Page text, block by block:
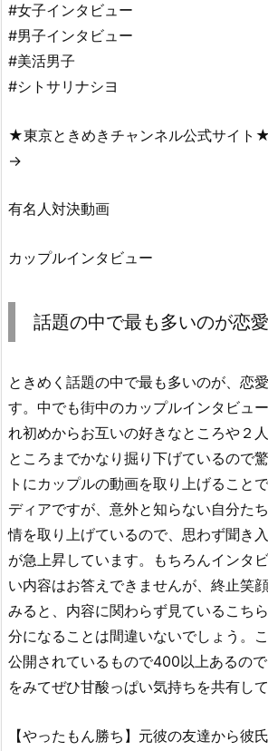
#女子インタビュー
#男子インタビュー
#美活男子
#シトサリナシヨ
★東京ときめきチャンネル公式サイト★
→
有名人対決動画
カップルインタビュー
話題の中で最も多いのが恋
ときめく話題の中で最も多いのが、恋
す。中でも街中のカップルインタビュ
れ初めからお互いの好きなところや２
ところまでかなり掘り下げているので
トにカップルの動画を取り上げること
ディアですが、意外と知らない自分た
情を取り上げているので、思わず聞き
が急上昇しています。もちろんインタ
い内容はお答えできませんが、終止笑
みると、内容に関わらず見ているこち
分になることは間違いないでしょう。
公開されているもので400以上あるの
をみてぜひ甘酸っぱい気持ちを共有し
【やったもん勝ち】元彼の友達から彼